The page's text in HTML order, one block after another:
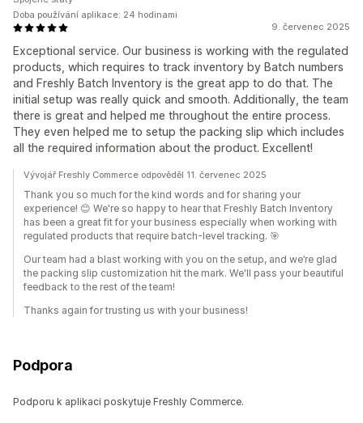
9. červenec 2025
Exceptional service. Our business is working with the regulated
products, which requires to track inventory by Batch numbers
and Freshly Batch Inventory is the great app to do that. The
initial setup was really quick and smooth. Additionally, the team
there is great and helped me throughout the entire process.
They even helped me to setup the packing slip which includes
all the required information about the product. Excellent!
Doba používání aplikace: 24 hodinami
Vývojář Freshly Commerce odpověděl 11. červenec 2025
Thank you so much for the kind words and for sharing your
experience! 😊 We're so happy to hear that Freshly Batch Inventory
has been a great fit for your business especially when working with
regulated products that require batch-level tracking. 🎯
Our team had a blast working with you on the setup, and we’re glad
the packing slip customization hit the mark. We'll pass your beautiful
feedback to the rest of the team!
Thanks again for trusting us with your business!
Podpora
Podporu k aplikaci poskytuje Freshly Commerce.